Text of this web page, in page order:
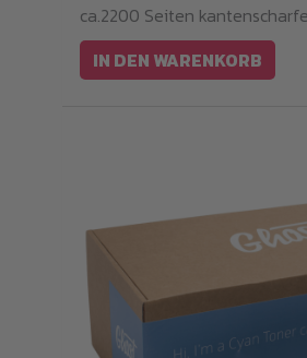
ca.2200 Seiten
IN DEN WARENKORB